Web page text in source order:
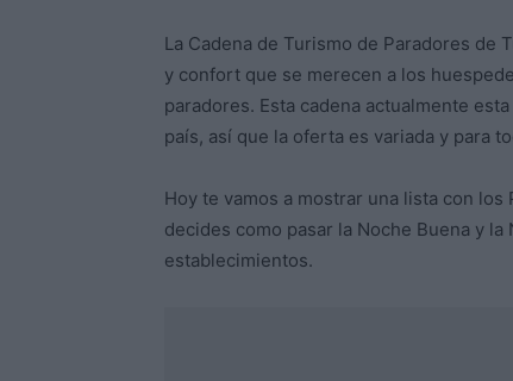
La Cadena de Turismo de Paradores de
y confort que se merecen a los
paradores. Esta cadena actualmente
país, así que la oferta es variada y para
Hoy te vamos a mostrar una lista con
decides como pasar la Noche Buena y
establecimientos.